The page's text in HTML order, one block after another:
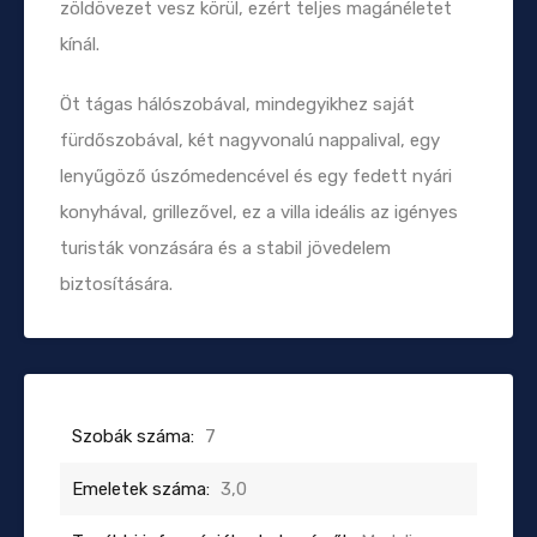
zöldövezet vesz körül, ezért teljes magánéletet
kínál.
Öt tágas hálószobával, mindegyikhez saját
fürdőszobával, két nagyvonalú nappalival, egy
lenyűgöző úszómedencével és egy fedett nyári
konyhával, grillezővel, ez a villa ideális az igényes
turisták vonzására és a stabil jövedelem
biztosítására.
Szobák száma: 7
Emeletek száma: 3,0